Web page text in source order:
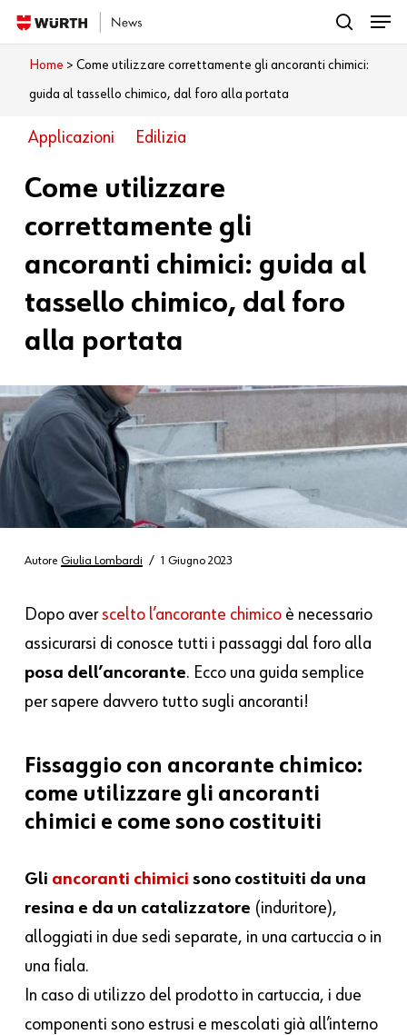
Skip
to
main
content
Cosa vuoi leggere?
search
Menu
Home > Come utilizzare correttamente gli ancoranti chimici:
guida al tassello chimico, dal foro alla portata
Applicazioni Edilizia
Come utilizzare
correttamente gli
ancoranti chimici: guida al
tassello chimico, dal foro
alla portata
Autore Giulia Lombardi 1 Giugno 2023
Dopo averscelto l’ancorante chimicoè necessario
assicurarsi di conosce tutti i passaggi dal foro alla
posa dell’ancorante. Ecco una guida semplice
per sapere davvero tutto sugli ancoranti!
Fissaggio con ancorante chimico:
come utilizzare gli ancoranti
chimici e come sono costituiti
Gli ancoranti chimici sono costituiti da una
resina e da un catalizzatore (induritore),
alloggiati in due sedi separate, in una cartuccia o in
una fiala.
In caso di utilizzo del prodotto in cartuccia, i due
componenti sono estrusi e mescolati già all’interno
Close